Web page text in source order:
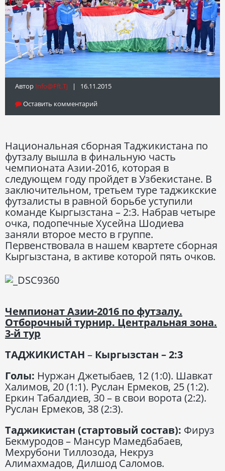
Автор Info@fft.tj | 16.11.2015
Оставить комментарий
Национальная сборная Таджикистана по
футзалу вышла в финальную часть
чемпионата Азии-2016, которая в
следующем году пройдет в Узбекистане. В
заключительном, третьем туре таджикские
футзалисты в равной борьбе уступили
команде Кыргызстана – 2:3. Набрав четыре
очка, подопечные Хусейна Шодиева
заняли второе место в группе.
Первенствовала в нашем квартете сборная
Кыргызстана, в активе которой пять очков.
Чемпионат Азии-2016 по футзалу.
Отборочный турнир. Центральная зона.
3-й тур
ТАДЖИКИСТАН – Кыргызстан – 2:3
Голы: Нуржан Джетыбаев, 12 (1:0). Шавкат
Халимов, 20 (1:1). Руслан Ермеков, 25 (1:2).
Еркин Табалдиев, 30 – в свои ворота (2:2).
Руслан Ермеков, 38 (2:3).
Таджикистан (стартовый состав): Фируз
Бекмуродов – Мансур Мамедбабаев,
Мехрубони Тиллозода, Некруз
Алимахмадов, Дилшод Саломов.